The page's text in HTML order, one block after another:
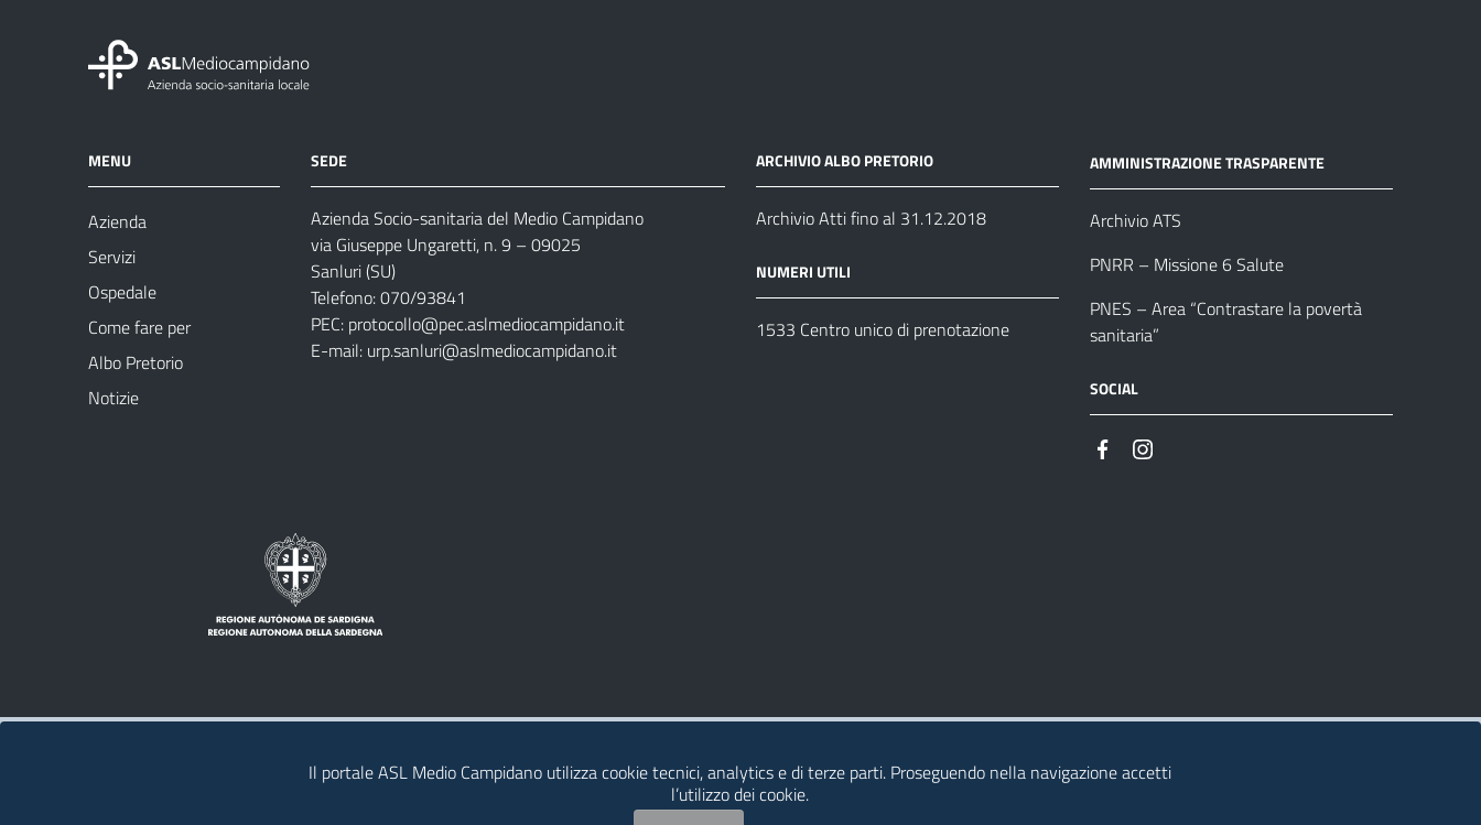
MENU
Azienda
Servizi
Ospedale
Come fare per
Albo Pretorio
Notizie
SEDE
Azienda Socio-sanitaria del Medio Campidano
via Giuseppe Ungaretti, n. 9 – 09025
Sanluri (SU)
Telefono: 070/93841
PEC: protocollo@pec.aslmediocampidano.it
E-mail: urp.sanluri@aslmediocampidano.it
ARCHIVIO ALBO PRETORIO
Archivio Atti fino al 31.12.2018
NUMERI UTILI
1533 Centro unico di prenotazione
AMMINISTRAZIONE TRASPARENTE
Archivio ATS
PNRR – Missione 6 Salute
PNES – Area “Contrastare la povertà
sanitaria”
SOCIAL
Il portale ASL Medio Campidano utilizza cookie tecnici, analytics e di terze parti. Proseguendo nella navigazione accetti
l’utilizzo dei cookie.